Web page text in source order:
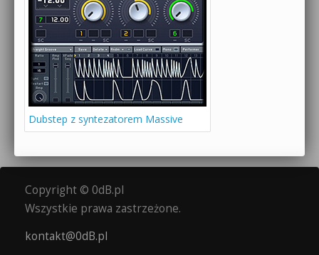
Dubstep z syntezatorem Massive
Copyright © 0dB.pl
Wszystkie prawa zastrzeżone.
kontakt@0dB.pl